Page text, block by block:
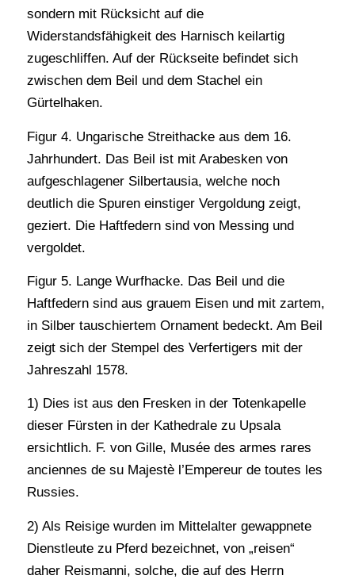
sondern mit Rücksicht auf die
Widerstandsfähigkeit des Harnisch keilartig
zugeschliffen. Auf der Rückseite befindet sich
zwischen dem Beil und dem Stachel ein
Gürtelhaken.
Figur 4. Ungarische Streithacke aus dem 16.
Jahrhundert. Das Beil ist mit Arabesken von
aufgeschlagener Silbertausia, welche noch
deutlich die Spuren einstiger Vergoldung zeigt,
geziert. Die Haftfedern sind von Messing und
vergoldet.
Figur 5. Lange Wurfhacke. Das Beil und die
Haftfedern sind aus grauem Eisen und mit zartem,
in Silber tauschiertem Ornament bedeckt. Am Beil
zeigt sich der Stempel des Verfertigers mit der
Jahreszahl 1578.
1) Dies ist aus den Fresken in der Totenkapelle
dieser Fürsten in der Kathedrale zu Upsala
ersichtlich. F. von Gille, Musée des armes rares
anciennes de su Majestè l’Empereur de toutes les
Russies.
2) Als Reisige wurden im Mittelalter gewappnete
Dienstleute zu Pferd bezeichnet, von „reisen“
daher Reismanni, solche, die auf des Herrn